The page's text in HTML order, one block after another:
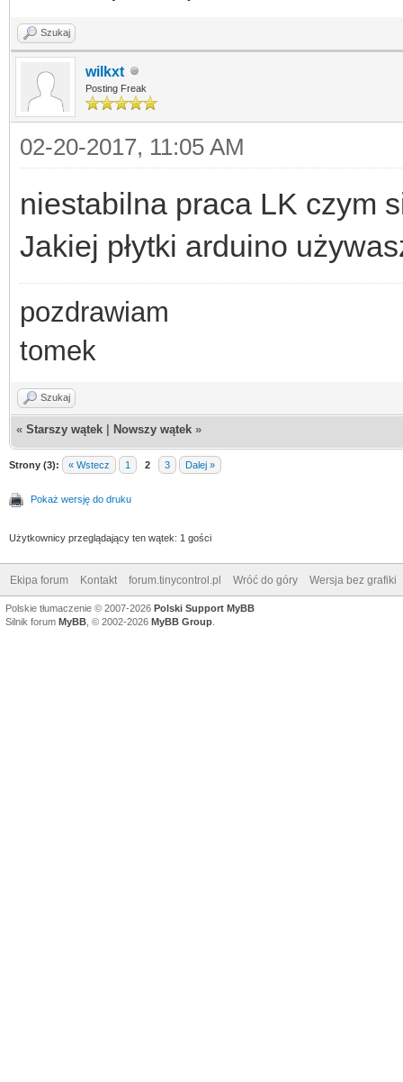
Szukaj
wilkxt
Posting Freak
02-20-2017, 11:05 AM
niestabilna praca LK czym
Jakiej płytki arduino
pozdrawiam
tomek
Szukaj
« Starszy wątek Nowszy wątek »
Strony (3): « Wstecz 1 2 3 Dalej »
Pokaż wersję do druku
Użytkownicy przeglądający ten wątek: 1 gości
Ekipa forum Kontakt forum.tinycontrol.pl Wróć do góry Wersja bez grafiki
Polskie tłumaczenie © 2007-2026 Polski Support MyBB
Silnik forum MyBB , © 2002-2026 MyBB Group